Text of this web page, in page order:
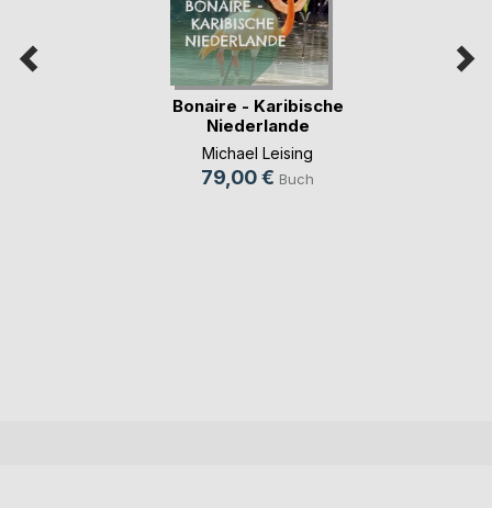
Bonaire - Karibische
Niederlande
Michael Leising
79,00 € Buch